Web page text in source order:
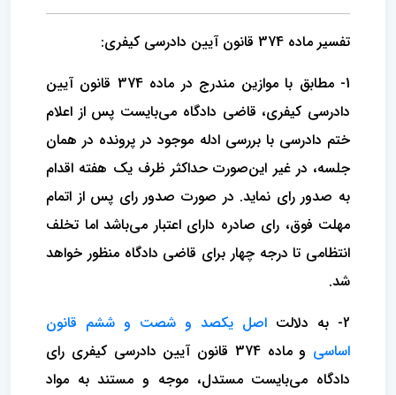
تفسیر ماده 374 قانون آیین دادرسی کیفری:
1- مطابق با موازین مندرج در ماده 374 قانون آیین
دادرسی کیفری، قاضی دادگاه می‌بایست پس از اعلام
ختم دادرسی با بررسی ادله موجود در پرونده در همان
جلسه، در غیر این‌صورت حداکثر ظرف یک هفته اقدام
به صدور رای نماید. در صورت صدور رای پس از اتمام
مهلت فوق، رای صادره دارای اعتبار می‌باشد اما تخلف
انتظامی تا درجه چهار برای قاضی دادگاه منظور خواهد
شد.
2- به دلالت
اصل یکصد و شصت و ششم قانون
اساسی
و ماده 374 قانون آیین دادرسی کیفری رای
دادگاه می‌بایست مستدل، موجه و مستند به مواد